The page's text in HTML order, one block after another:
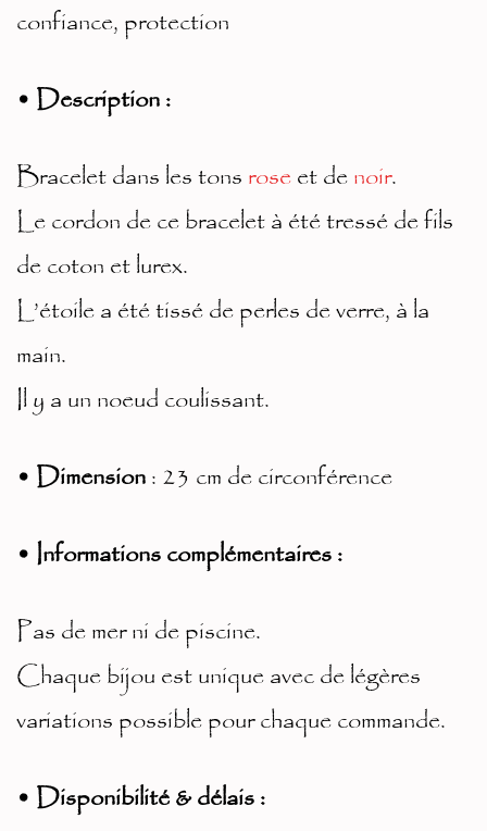
confiance, protection
• Description :
Bracelet dans les tonsroseet denoir.
Le cordon de ce bracelet à été tressé de fils
de coton et lurex.
L’étoile a été tissé de perles de verre, à la
main.
Il y a un noeud coulissant.
• Dimension: 23 cm de circonférence
• Informations complémentaires :
Pas de mer ni de piscine.
Chaque bijou est unique avec de légères
variations possible pour chaque commande.
• Disponibilité & délais :